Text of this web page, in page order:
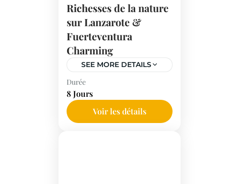
Richesses de la nature
sur Lanzarote &
Fuerteventura
Charming
SEE MORE DETAILS
Explorez Lanzarote et
Fuerteventura lors d'un
circuit inoubliable de 7
jours. Découvrez des
Durée
8 Jours
Voir les détails